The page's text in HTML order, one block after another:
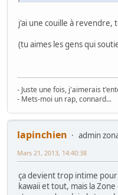
j'ai une couille à revendre,
(tu aimes les gens qui
- Juste une fois, j'aimerais
- Mets-moi un rap, connard...
lapinchien
admin
Mars 21, 2013, 14:40:38
ça devient trop intime
kawaii et tout, mais la